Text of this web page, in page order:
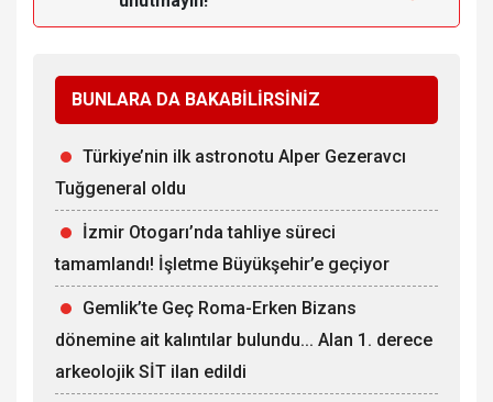
BUNLARA DA BAKABİLİRSİNİZ
Türkiye’nin ilk astronotu Alper Gezeravcı
Tuğgeneral oldu
İzmir Otogarı’nda tahliye süreci
tamamlandı! İşletme Büyükşehir’e geçiyor
Gemlik’te Geç Roma-Erken Bizans
dönemine ait kalıntılar bulundu... Alan 1. derece
arkeolojik SİT ilan edildi